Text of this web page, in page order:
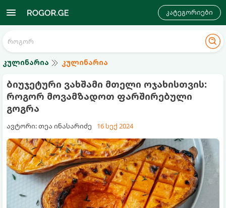
კატეგორიები
კულინარია კულინარია
ბიუჯეტური ვახშამი მთელი ოჯახისთვის:
როგორ მოვამზადოთ ფარშირებული
გოგრა
ავტორი: თეა ინასარიძე 16 სექ 2024